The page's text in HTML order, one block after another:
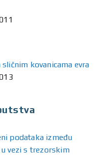
kovanicama evra
podataka između
vezi s trezorskim